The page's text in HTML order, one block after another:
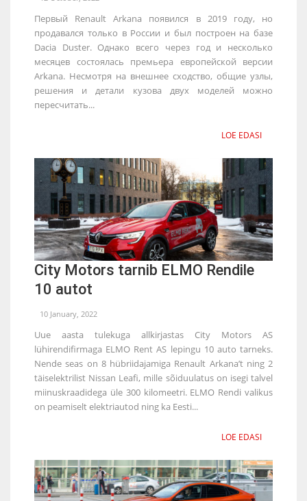
Первый Renault Arkana появился в 2019 году, но
продавался только в России и был построен на базе
Dacia Duster. Однако всего через год и несколько
месяцев состоялась премьера европейской версии
Arkana. Несмотря на внешнее сходство, общие узлы,
решения и детали кузова двух моделей можно
пересчитать...
LOE EDASI
City Motors tarnib ELMO Rendile
10 autot
10 January, 2022
Uue aasta tulekuga allkirjastas City Motors AS
lühirendifirmaga ELMO Rent AS lepingu 10 auto tarneks.
Nende seas on 8 hübriidajamiga Renault Arkana’t ning 2
täiselektrilist Nissan Leafi, mille sõiduulatus on isegi talvel
miinuskraadidega üle 300 kilomeetri. ELMO Rendi valikus
on peamiselt elektriautod ning ka Eesti...
LOE EDASI